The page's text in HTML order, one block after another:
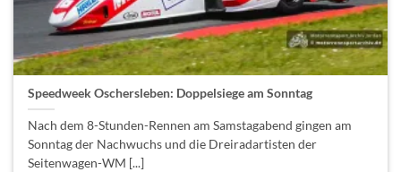
Speedweek Oschersleben: Doppelsiege am Sonntag
Nach dem 8-Stunden-Rennen am Samstagabend gingen am
Sonntag der Nachwuchs und die Dreiradartisten der
Seitenwagen-WM [...]